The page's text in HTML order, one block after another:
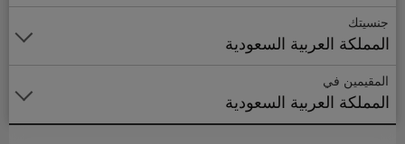
جنسيتك
المملكة العربية السعودية
المقيمين في
المملكة العربية السعودية